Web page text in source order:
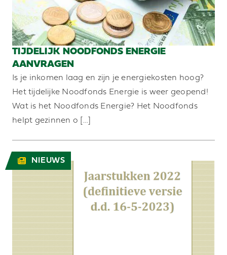
TIJDELIJK NOODFONDS ENERGIE
AANVRAGEN
Is je inkomen laag en zijn je energiekosten hoog?
Het tijdelijke Noodfonds Energie is weer geopend!
Wat is het Noodfonds Energie? Het Noodfonds
helpt gezinnen o […]
NIEUWS